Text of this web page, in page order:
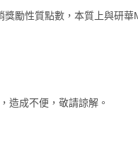
勵性質點數，本質上與研
造成不便，敬請諒解。